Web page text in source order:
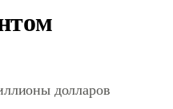
долларов